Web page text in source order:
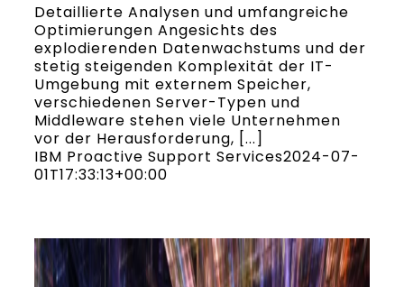
Detaillierte Analysen und umfangreiche
Optimierungen Angesichts des
explodierenden Datenwachstums und der
stetig steigenden Komplexität der IT-
Umgebung mit externem Speicher,
verschiedenen Server-Typen und
Middleware stehen viele Unternehmen
vor der Herausforderung, [...]
IBM Proactive Support Services2024-07-
01T17:33:13+00:00